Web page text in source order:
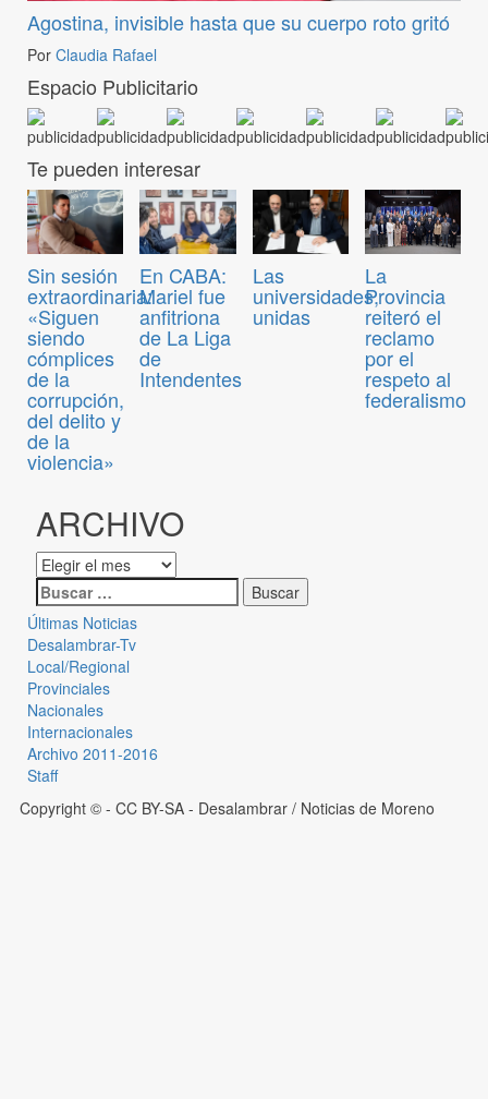
Agostina, invisible hasta que su cuerpo roto gritó
Por Claudia Rafael
Espacio Publicitario
Te pueden interesar
Sin sesión
extraordinaria:
«Siguen
siendo
cómplices
de la
corrupción,
del delito y
de la
violencia»
En CABA:
Mariel fue
anfitriona
de La Liga
de
Intendentes
Las
universidades,
unidas
La
Provincia
reiteró el
reclamo
por el
respeto al
federalismo
ARCHIVO
Últimas Noticias
Desalambrar-Tv
Local/Regional
Provinciales
Nacionales
Internacionales
Archivo 2011-2016
Staff
Copyright © - CC BY-SA - Desalambrar / Noticias de Moreno